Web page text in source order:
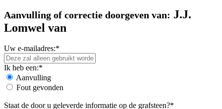
Aanvulling of correctie doorgeven van: J.J.
Lomwel van
Uw e-mailadres:*
Ik heb een:*
Aanvulling
Fout gevonden
Staat de door u geleverde informatie op de grafsteen?*